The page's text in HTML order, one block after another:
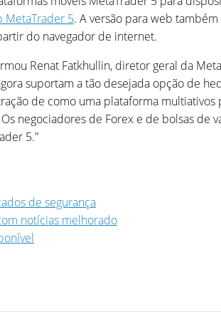
MetaTrader 5. A versão para web
do navegador de internet.
Renat Fatkhullin, diretor geral da
suportam a tão desejada opção de
de como uma plataforma multiativos
negociadores de Forex e de bolsas de
5."
de segurança
notícias melhorado